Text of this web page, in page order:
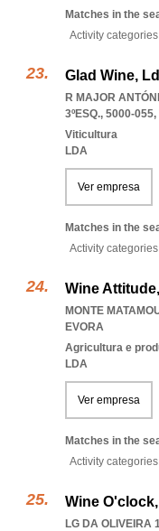
Matches in the
Activity
Glad Wine,
R MAJOR
3ºESQ., 5000-055,
Viticultura
LDA
Ver empresa
Matches in the
Activity
Wine
MONTE
EVORA
Agricultura e
LDA
Ver empresa
Matches in the
Activity
Wine
LG DA OLIVEIRA